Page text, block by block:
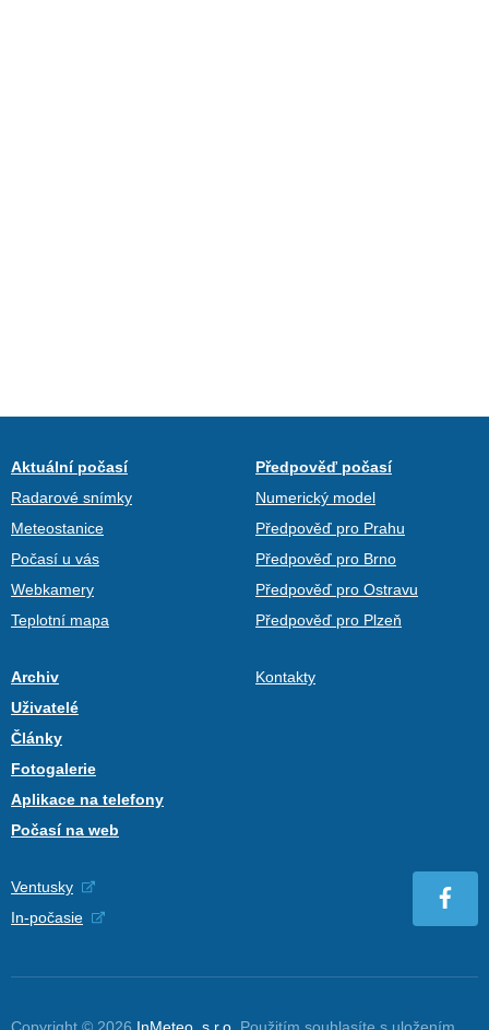
Aktuální počasí
Radarové snímky
Meteostanice
Počasí u vás
Webkamery
Teplotní mapa
Předpověď počasí
Numerický model
Předpověď pro Prahu
Předpověď pro Brno
Předpověď pro Ostravu
Předpověď pro Plzeň
Archiv
Uživatelé
Články
Fotogalerie
Aplikace na telefony
Počasí na web
Kontakty
Ventusky
In-počasie
Copyright © 2026 InMeteo, s.r.o. Použitím souhlasíte s uložením